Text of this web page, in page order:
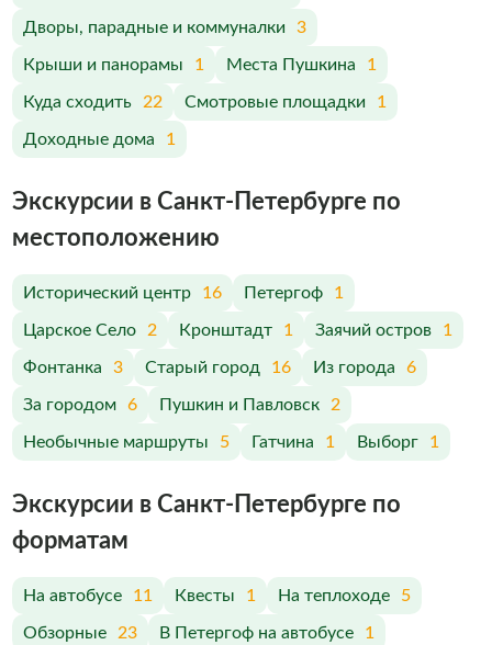
Дворы, парадные и коммуналки 3
Крыши и панорамы 1 Места Пушкина 1
Куда сходить 22 Смотровые площадки 1
Доходные дома 1
Экскурсии в Санкт-Петербурге по
меcтоположению
Исторический центр 16 Петергоф 1
Царское Село 2 Кронштадт 1 Заячий остров 1
Фонтанка 3 Старый город 16 Из города 6
За городом 6 Пушкин и Павловск 2
Необычные маршруты 5 Гатчина 1 Выборг 1
Экскурсии в Санкт-Петербурге по
форматам
На автобусе 11 Квесты 1 На теплоходе 5
Обзорные 23 В Петергоф на автобусе 1